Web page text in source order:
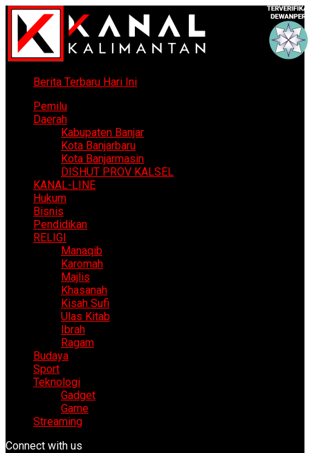
Berita Terbaru Hari Ini
Pemilu
Daerah
Kabupaten Banjar
Kota Banjarbaru
Kota Banjarmasin
DISHUT PROV KALSEL
KANAL-LINE
Hukum
Bisnis
Pendidikan
RELIGI
Manaqib
Karomah
Majlis
Khasanah
Kisah Sufi
Ulas Kitab
Ibrah
Ragam
Budaya
Sport
Teknologi
Gadget
Game
Streaming
Connect with us